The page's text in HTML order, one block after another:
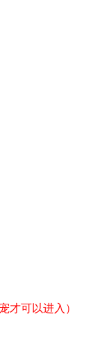
才可以进入）